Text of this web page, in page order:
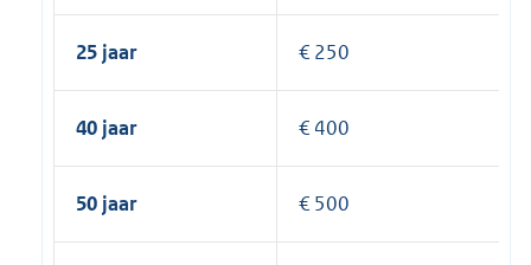
25 jaar € 250
40 jaar € 400
50 jaar € 500